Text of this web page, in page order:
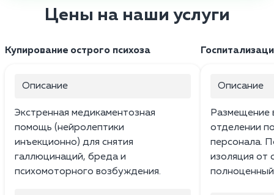
Цены на наши услуги
Купирование острого психоза
Описание
Экстренная медикаментозная
помощь (нейролептики
инъекционно) для снятия
галлюцинаций, бреда и
психомоторного возбуждения.
Описание
Размещение
отделении
персонала.
изоляция от